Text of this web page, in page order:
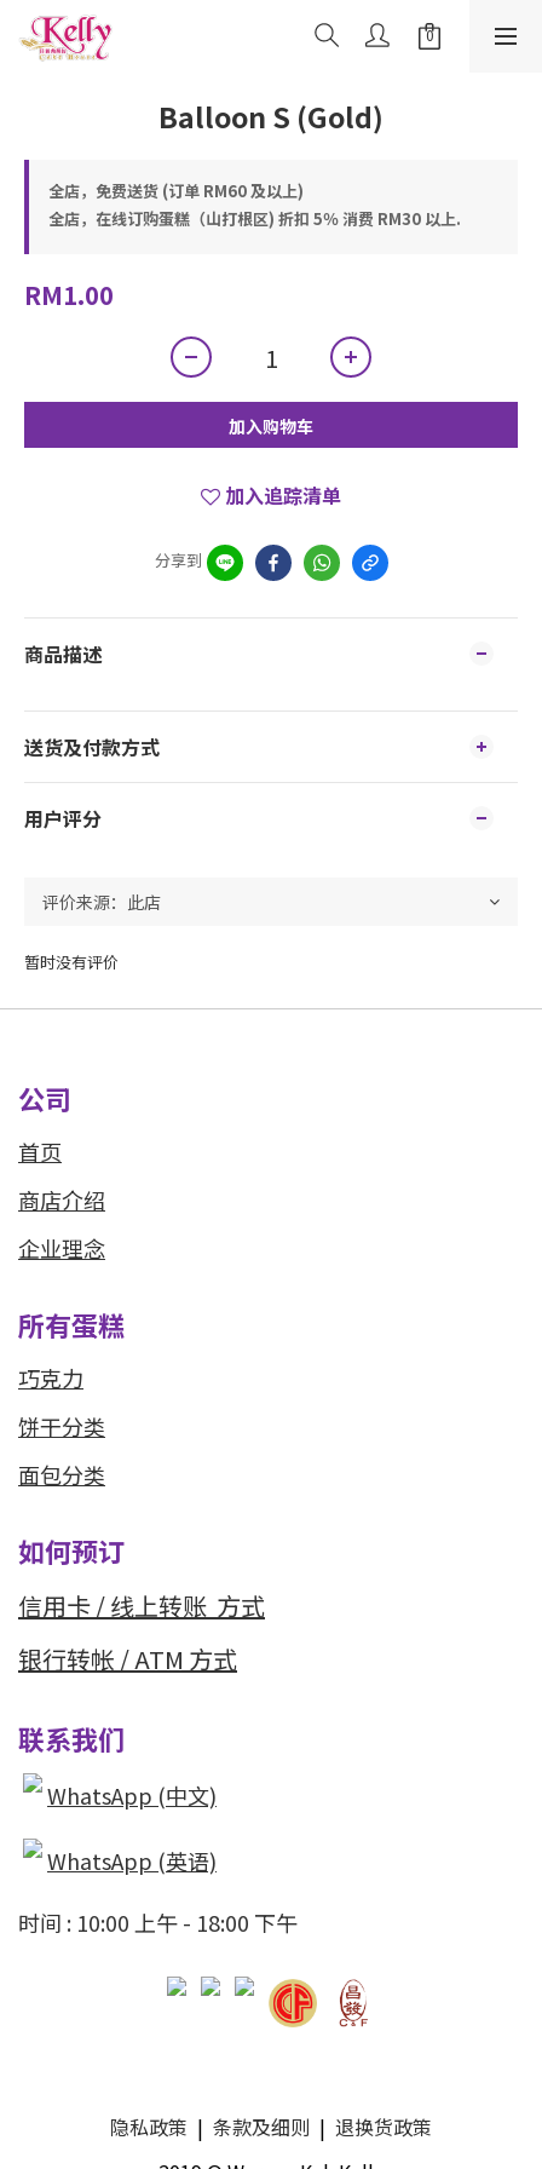
Balloon S (Gold)
全店，免费送货 (订单 RM60 及以上)
全店，在线订购蛋糕（山打根区) 折扣 5％ 消费 RM30 以上.
RM1.00
加入购物车
加入追踪清单
分享到
商品描述
送货及付款方式
用户评分
暂时没有评价
公司
首页
商店介绍
企业理念
所有蛋糕
巧克力
饼干分类
面包分类
如何预订
信用卡 / 线上转账 方式
银行转帐 / ATM 方式
联系我们
WhatsApp (中文)
WhatsApp (英语)
时间 : 10:00 上午 - 18:00 下午
隐私政策 | 条款及细则 | 退换货政策